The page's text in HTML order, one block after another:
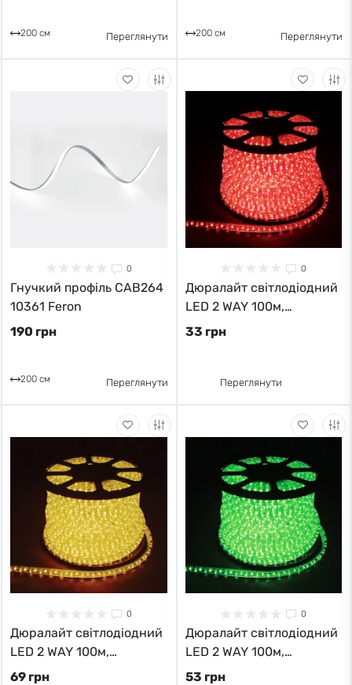
200 см Переглянути 200 см Переглянути
0
Гнучкий профіль CAB264
10361 Feron
190 грн
200 см Переглянути
0
Дюралайт світлодіодний
LED 2 WAY 100м,
кратність різки 1м 26061
33 грн
Переглянути
0
Дюралайт світлодіодний
LED 2 WAY 100м,
кратність різки 1м 26062
69 грн
0
Дюралайт світлодіодний
LED 2 WAY 100м,
кратність різки 1м 26063
53 грн